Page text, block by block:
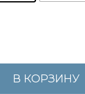
В КОРЗИНУ